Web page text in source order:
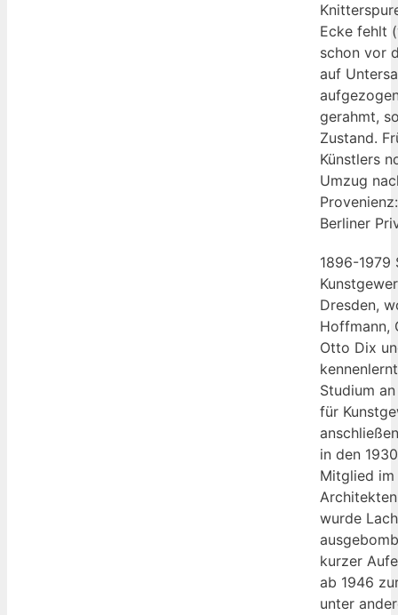
Ecke fehlt
schon vor
auf
gerahmt,
Zustand.
Künstlers
Umzug
Berliner
1896-1979
Dresden,
Hoffmann,
Otto Dix
Studium
für
in den
Mitglied im
wurde
kurzer
ab 1946
unter